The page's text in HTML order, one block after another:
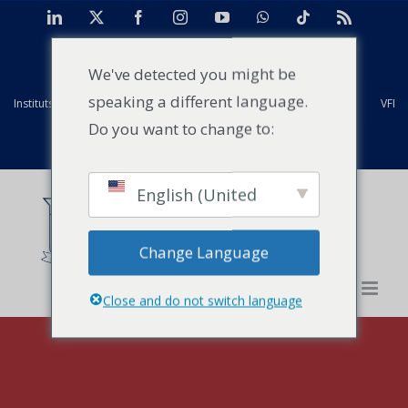
LinkedIn FacebookInstagramYouTubeWhatsAppTiktok
Instituts mondiaux Strathmore Anciens élèves Installations VFI
We've detected you might be
speaking a different language.
Do you want to change to:
English (United
States)
Change Language
Close and do not switch language